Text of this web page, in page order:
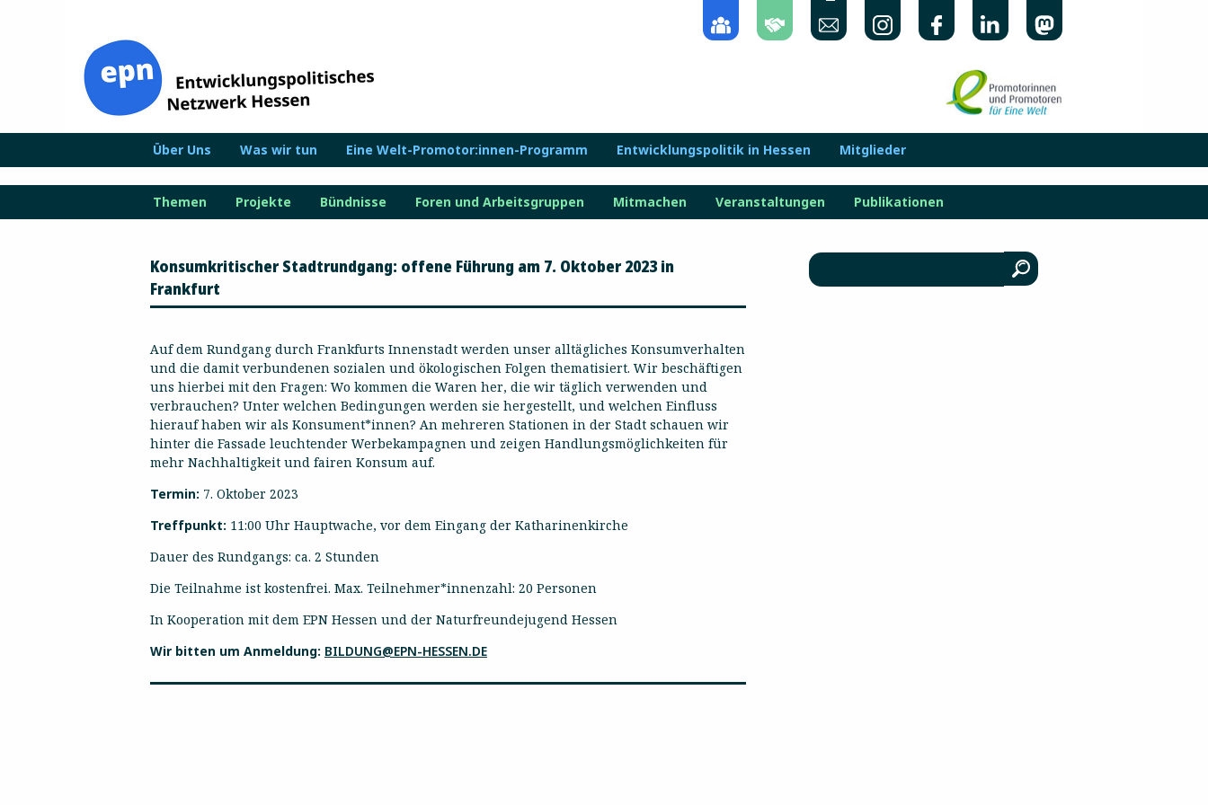
Über Uns Was wir tun Eine Welt-Promotor:innen-Programm Entwicklungspolitik in Hessen Mitglieder
Themen Projekte Bündnisse Foren und Arbeitsgruppen Mitmachen Veranstaltungen Publikationen
Konsumkritischer Stadtrundgang: offene Führung am 7. Oktober 2023 in
Frankfurt
Auf dem Rundgang durch Frankfurts Innenstadt werden unser alltägliches Konsumverhalten
und die damit verbundenen sozialen und ökologischen Folgen thematisiert. Wir beschäftigen
uns hierbei mit den Fragen: Wo kommen die Waren her, die wir täglich verwenden und
verbrauchen? Unter welchen Bedingungen werden sie hergestellt, und welchen Einfluss
hierauf haben wir als Konsument*innen? An mehreren Stationen in der Stadt schauen wir
hinter die Fassade leuchtender Werbekampagnen und zeigen Handlungsmöglichkeiten für
mehr Nachhaltigkeit und fairen Konsum auf.
Termin: 7. Oktober 2023
Treffpunkt: 11:00 Uhr Hauptwache, vor dem Eingang der Katharinenkirche
Dauer des Rundgangs: ca. 2 Stunden
Die Teilnahme ist kostenfrei. Max. Teilnehmer*innenzahl: 20 Personen
In Kooperation mit dem EPN Hessen und der Naturfreundejugend Hessen
Wir bitten um Anmeldung: BILDUNG@EPN-HESSEN.DE